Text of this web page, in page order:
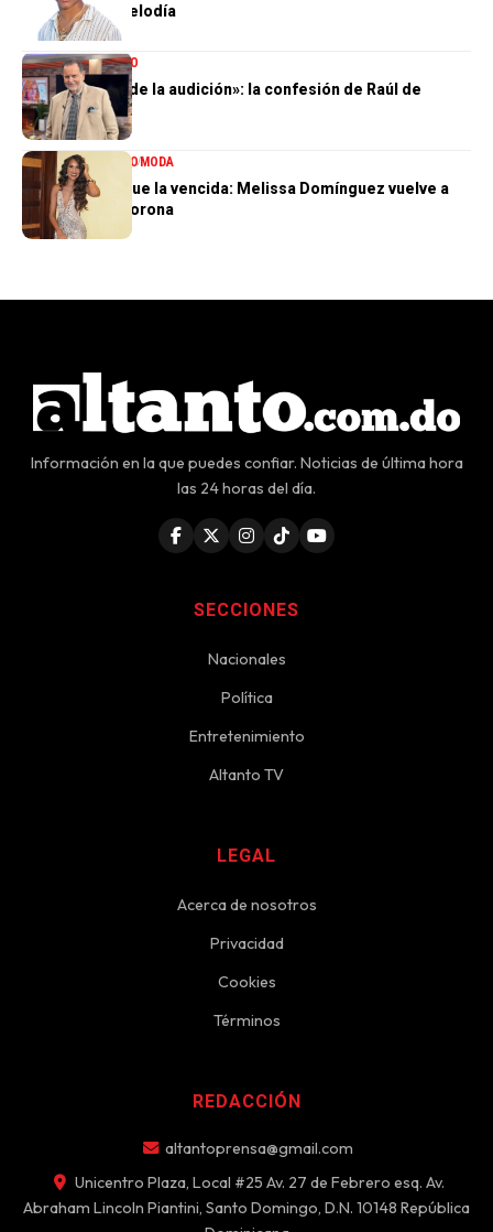
de Dalvin La Melodía
ENTRETENIMIENTO
«Perdí el 85 % de la audición»: la confesión de Raúl de
Molina
ENTRETENIMIENTOMODA
La tercera no fue la vencida: Melissa Domínguez vuelve a
quedar sin la corona
Información en la que puedes confiar. Noticias de última hora
las 24 horas del día.
SECCIONES
Nacionales
Política
Entretenimiento
Altanto TV
LEGAL
Acerca de nosotros
Privacidad
Cookies
Términos
REDACCIÓN
altantoprensa@gmail.com
Unicentro Plaza, Local #25 Av. 27 de Febrero esq. Av.
Abraham Lincoln Piantini, Santo Domingo, D.N. 10148 República